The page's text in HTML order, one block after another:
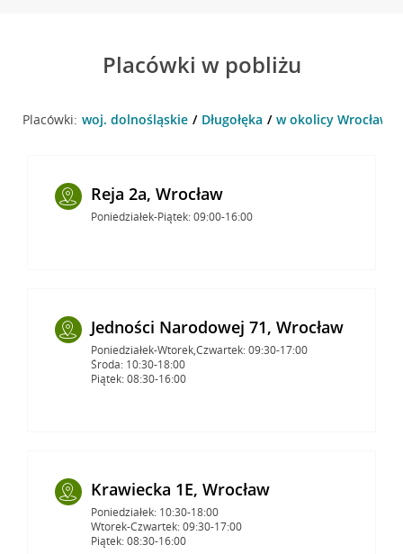
Placówki w pobliżu
Placówki: woj. dolnośląskie Długołęka w okolicy
Reja 2a, Wrocław
Poniedziałek-Piątek: 09:00-16:00
Jedności Narodowej 71, Wrocław
Poniedziałek-Wtorek,Czwartek: 09:30-17:00
Środa: 10:30-18:00
Piątek: 08:30-16:00
Krawiecka 1E, Wrocław
Poniedziałek: 10:30-18:00
Wtorek-Czwartek: 09:30-17:00
Piątek: 08:30-16:00